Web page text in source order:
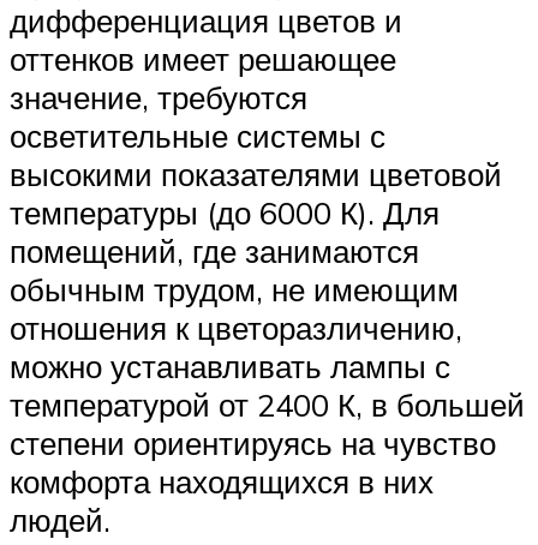
дифференциация цветов и
оттенков имеет решающее
значение, требуются
осветительные системы с
высокими показателями цветовой
температуры (до 6000 К). Для
помещений, где занимаются
обычным трудом, не имеющим
отношения к цветоразличению,
можно устанавливать лампы с
температурой от 2400 К, в большей
степени ориентируясь на чувство
комфорта находящихся в них
людей.